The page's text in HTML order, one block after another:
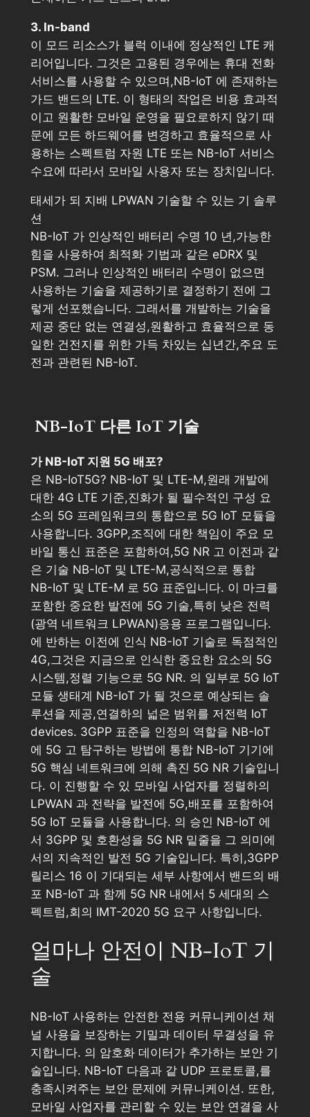
3. In-band
이 모드 리소스가 블럭 이내에 정상적인 LTE 캐
리어입니다. 그것은 고용된 경우에는 휴대 전화
서비스를 사용할 수 있으며,NB-IoT 에 존재하는
가드 밴드의 LTE. 이 형태의 작업은 비용 효과적
이고 원활한 모바일 운영을 필요로하지 않기 때
문에 모든 하드웨어를 변경하고 효율적으로 사
용하는 스펙트럼 자원 LTE 또는 NB-IoT 서비스
수요에 따라서 모바일 사용자 또는 장치입니다.
태세가 되 지배 LPWAN 기술할 수 있는 기 솔루
션
NB-IoT 가 인상적인 배터리 수명 10 년,가능한
힘을 사용하여 최적화 기법과 같은 eDRX 및
PSM. 그러나 인상적인 배터리 수명이 없으면
사용하는 기술을 제공하기로 결정하기 전에 그
렇게 선포했습니다. 그래서를 개발하는 기술을
제공 중단 없는 연결성,원활하고 효율적으로 동
일한 건전지를 위한 가득 차있는 십년간,주요 도
전과 관련된 NB-IoT.
NB-IoT 다른 IoT 기술
가 NB-IoT 지원 5G 배포?
은 NB-IoT5G? NB-IoT 및 LTE-M,원래 개발에
대한 4G LTE 기준,진화가 될 필수적인 구성 요
소의 5G 프레임워크의 통합으로 5G IoT 모듈을
사용합니다. 3GPP,조직에 대한 책임이 주요 모
바일 통신 표준은 포함하여,5G NR 고 이전과 같
은 기술 NB-IoT 및 LTE-M,공식적으로 통합
NB-IoT 및 LTE-M 로 5G 표준입니다. 이 마크를
포함한 중요한 발전에 5G 기술,특히 낮은 전력
(광역 네트워크 LPWAN)응용 프로그램입니다.
에 반하는 이전에 인식 NB-IoT 기술로 독점적인
4G,그것은 지금으로 인식한 중요한 요소의 5G
시스템,정렬 기능으로 5G NR. 의 일부로 5G IoT
모듈 생태계 NB-IoT 가 될 것으로 예상되는 솔
루션을 제공,연결하의 넓은 범위를 저전력 IoT
devices. 3GPP 표준을 인정의 역할을 NB-IoT
에 5G 고 탐구하는 방법에 통합 NB-IoT 기기에
5G 핵심 네트워크에 의해 촉진 5G NR 기술입니
다. 이 진행할 수 있 모바일 사업자를 정렬하의
LPWAN 과 전략을 발전에 5G,배포를 포함하여
5G IoT 모듈을 사용합니다. 의 승인 NB-IoT 에
서 3GPP 및 호환성을 5G NR 밑줄을 그 의미에
서의 지속적인 발전 5G 기술입니다. 특히,3GPP
릴리스 16 이 기대되는 세부 사항에서 밴드의 배
포 NB-IoT 과 함께 5G NR 내에서 5 세대의 스
펙트럼,회의 IMT-2020 5G 요구 사항입니다.
얼마나 안전이 NB-IoT 기
술
NB-IoT 사용하는 안전한 전용 커뮤니케이션 채
널 사용을 보장하는 기밀과 데이터 무결성을 유
지합니다. 의 암호화 데이터가 추가하는 보안 기
술입니다. NB-IoT 다음과 같 UDP 프로토콜,를
충족시켜주는 보안 문제에 커뮤니케이션. 또한,
모바일 사업자를 관리할 수 있는 보안 연결을 사